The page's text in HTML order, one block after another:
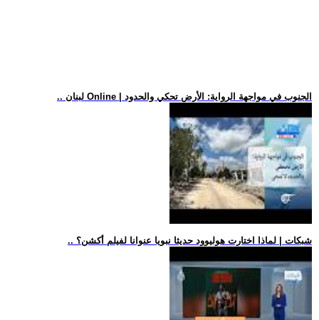
.. لبنان Online | الجنوب في مواجهة الرواية: الأرض تحكي والحدود
.. شبكات | لماذا اختارت هوليوود حديثا نبويا عنوانا لفيلم أكشن؟